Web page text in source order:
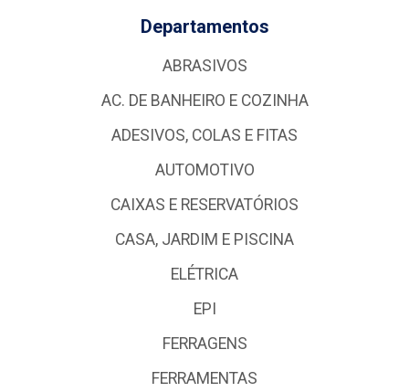
Departamentos
ABRASIVOS
AC. DE BANHEIRO E COZINHA
ADESIVOS, COLAS E FITAS
AUTOMOTIVO
CAIXAS E RESERVATÓRIOS
CASA, JARDIM E PISCINA
ELÉTRICA
EPI
FERRAGENS
FERRAMENTAS